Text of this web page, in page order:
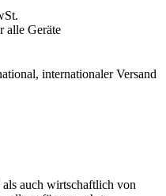
internationaler Versand